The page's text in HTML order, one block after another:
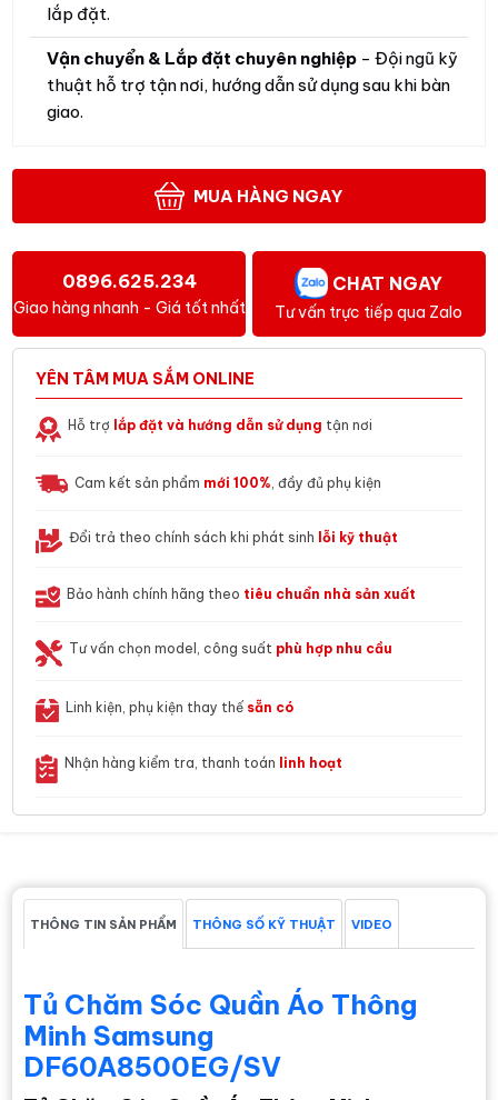
lắp đặt.
Vận chuyển & Lắp đặt chuyên nghiệp - Đội ngũ kỹ
thuật hỗ trợ tận nơi, hướng dẫn sử dụng sau khi bàn
giao.
MUA HÀNG NGAY
0896.625.234
Giao hàng nhanh - Giá tốt nhất
CHAT NGAY
Tư vấn trực tiếp qua Zalo
YÊN TÂM MUA SẮM ONLINE
Hỗ trợ lắp đặt và hướng dẫn sử dụng tận nơi
Cam kết sản phẩm mới 100% , đầy đủ phụ kiện
Đổi trả theo chính sách khi phát sinh lỗi kỹ thuật
Bảo hành chính hãng theo tiêu chuẩn nhà sản xuất
Tư vấn chọn model, công suất phù hợp nhu cầu
Linh kiện, phụ kiện thay thế sẵn có
Nhận hàng kiểm tra, thanh toán linh hoạt
THÔNG TIN SẢN PHẨM THÔNG SỐ KỸ THUẬT VIDEO
Tủ Chăm Sóc Quần Áo Thông
Minh Samsung
DF60A8500EG/SV